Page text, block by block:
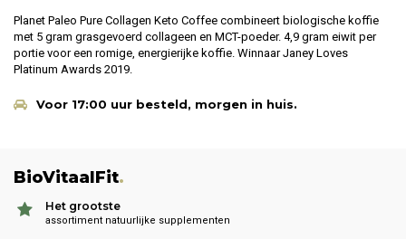
Planet Paleo Pure Collagen Keto Coffee combineert biologische koffie
met 5 gram grasgevoerd collageen en MCT-poeder. 4,9 gram eiwit per
portie voor een romige, energierijke koffie. Winnaar Janey Loves
Platinum Awards 2019.
Voor 17:00 uur besteld, morgen in huis.
BioVitaalFit.
Het grootste
assortiment natuurlijke supplementen